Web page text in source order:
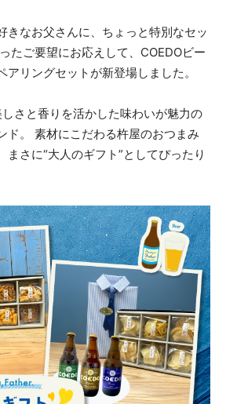
きなお父さんに、ちょっと特別なセッ
たご要望にお応えして、COEDOビー
アリングセットが新登場しました。
さと香りを活かした味わいが魅力の
ド。 素材にこだわる杵屋のおつまみ
まさに“大人のギフト”としてぴったり